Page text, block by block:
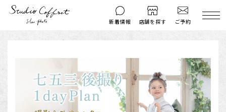
新着情報 店舗を探す ご予約
はじめての方へ 料金シミュレーション
衣装ギャラリー よくある質問